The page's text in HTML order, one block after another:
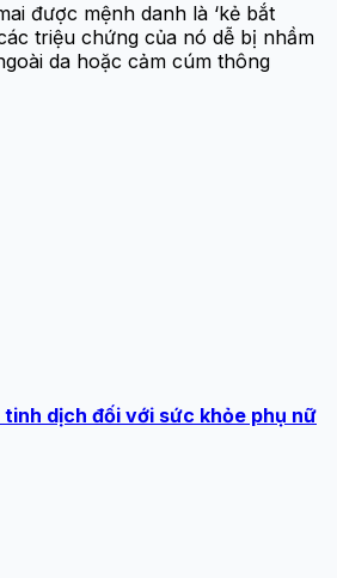
được mệnh danh là ‘kẻ bắt
triệu chứng của nó dễ bị nhầm
da hoặc cảm cúm thông
dịch đối với sức khỏe phụ nữ